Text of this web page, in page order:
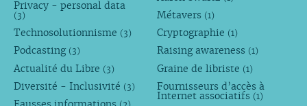
Privacy - personal data
(3)
Technosolutionnisme (3)
Podcasting (3)
Actualité du Libre (3)
Diversité - Inclusivité (3)
Métavers (1)
Cryptographie (1)
Raising awareness (1)
Graine de libriste (1)
Fournisseurs d’accès à
Internet associatifs (1)